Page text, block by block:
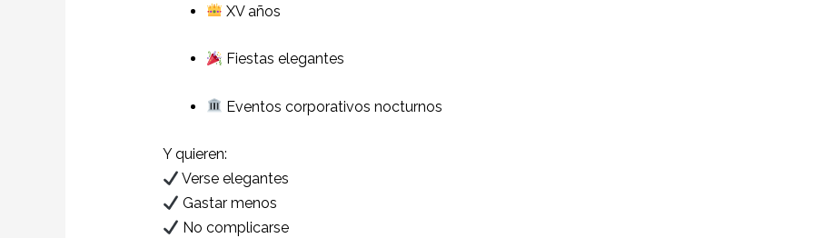
XV años
Fiestas elegantes
Eventos corporativos nocturnos
Y quieren:
Verse elegantes
Gastar menos
No complicarse